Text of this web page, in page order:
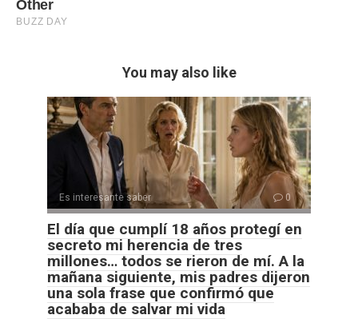
You may also like
Es interesante saber 0
El día que cumplí 18 años protegí en
secreto mi herencia de tres
millones… todos se rieron de mí. A la
mañana siguiente, mis padres dijeron
una sola frase que confirmó que
acababa de salvar mi vida